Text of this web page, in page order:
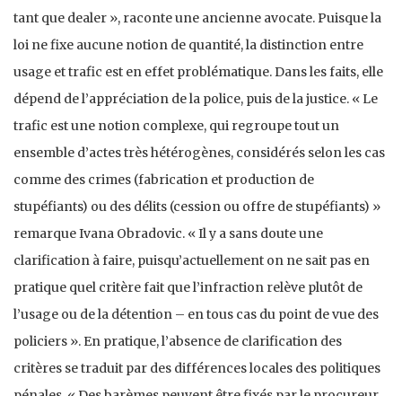
tant que dealer », raconte une ancienne avocate. Puisque la
loi ne fixe aucune notion de quantité, la distinction entre
usage et trafic est en effet problématique. Dans les faits, elle
dépend de l’appréciation de la police, puis de la justice. « Le
trafic est une notion complexe, qui regroupe tout un
ensemble d’actes très hétérogènes, considérés selon les cas
comme des crimes (fabrication et production de
stupéfiants) ou des délits (cession ou offre de stupéfiants) »
remarque Ivana Obradovic. « Il y a sans doute une
clarification à faire, puisqu’actuellement on ne sait pas en
pratique quel critère fait que l’infraction relève plutôt de
l’usage ou de la détention – en tous cas du point de vue des
policiers ». En pratique, l’absence de clarification des
critères se traduit par des différences locales des politiques